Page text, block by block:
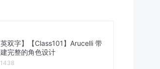
英双字】【Class101】Arucelli 带
完整的角色设计